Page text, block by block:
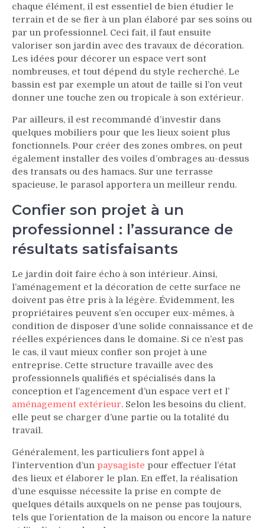
chaque élément, il est essentiel de bien étudier le
terrain et de se fier à un plan élaboré par ses soins ou
par un professionnel. Ceci fait, il faut ensuite
valoriser son jardin avec des travaux de décoration.
Les idées pour décorer un espace vert sont
nombreuses, et tout dépend du style recherché. Le
bassin est par exemple un atout de taille si l’on veut
donner une touche zen ou tropicale à son extérieur.
Par ailleurs, il est recommandé d’investir dans
quelques mobiliers pour que les lieux soient plus
fonctionnels. Pour créer des zones ombres, on peut
également installer des voiles d’ombrages au-dessus
des transats ou des hamacs. Sur une terrasse
spacieuse, le parasol apportera un meilleur rendu.
Confier son projet à un
professionnel : l’assurance de
résultats satisfaisants
Le jardin doit faire écho à son intérieur. Ainsi,
l’aménagement et la décoration de cette surface ne
doivent pas être pris à la légère. Évidemment, les
propriétaires peuvent s’en occuper eux-mêmes, à
condition de disposer d’une solide connaissance et de
réelles expériences dans le domaine. Si ce n’est pas
le cas, il vaut mieux confier son projet à une
entreprise. Cette structure travaille avec des
professionnels qualifiés et spécialisés dans la
conception et l’agencement d’un espace vert et l’
aménagement extérieur. Selon les besoins du client,
elle peut se charger d’une partie ou la totalité du
travail.
Généralement, les particuliers font appel à
l’intervention d’un paysagiste pour effectuer l’état
des lieux et élaborer le plan. En effet, la réalisation
d’une esquisse nécessite la prise en compte de
quelques détails auxquels on ne pense pas toujours,
tels que l’orientation de la maison ou encore la nature